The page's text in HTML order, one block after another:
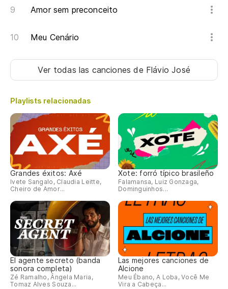
Amor sem preconceito
Meu Cenário
Ver todas las cancionesde Flávio José
Playlists relacionadas
Grandes éxitos: Axé
Ivete Sangalo, Claudia Leitte,
Cheiro de Amor...
Xote: forró típico brasileño
Falamansa, Luiz Gonzaga,
Dominguinhos...
El agente secreto (banda
sonora completa)
Zé Ramalho, Ângela Maria,
Tomaz Alves Souza...
Las mejores canciones de
Alcione
Meu Ébano, A Loba, Você Me
Vira a Cabeça...